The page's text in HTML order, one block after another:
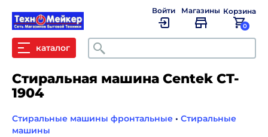
каталог Поиск
Войти Магазины Корзина
0
Стиральная машина Centek CT-
1904
Стиральные машины фронтальные • Стиральные
машины